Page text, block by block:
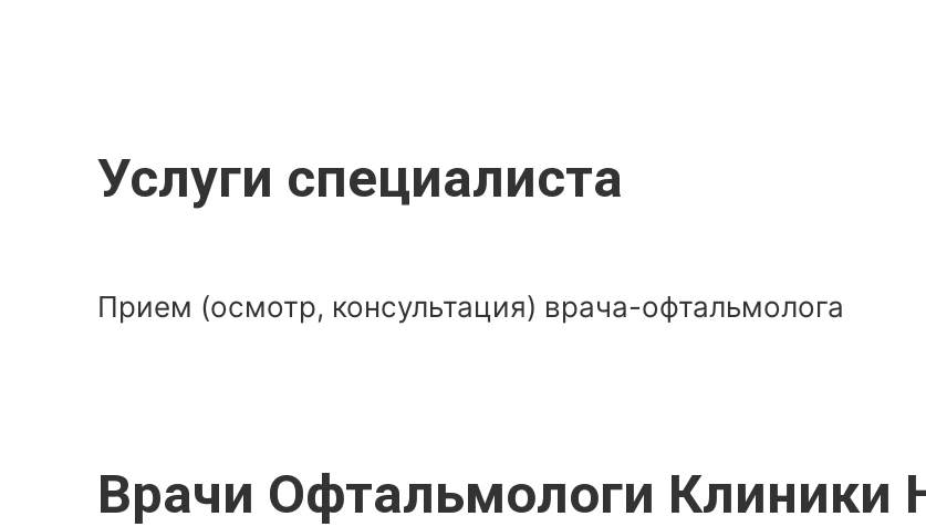
Услуги специалиста
Прием (осмотр, консультация) врача-офтальмолога
Врачи Офтальмологи Клиники